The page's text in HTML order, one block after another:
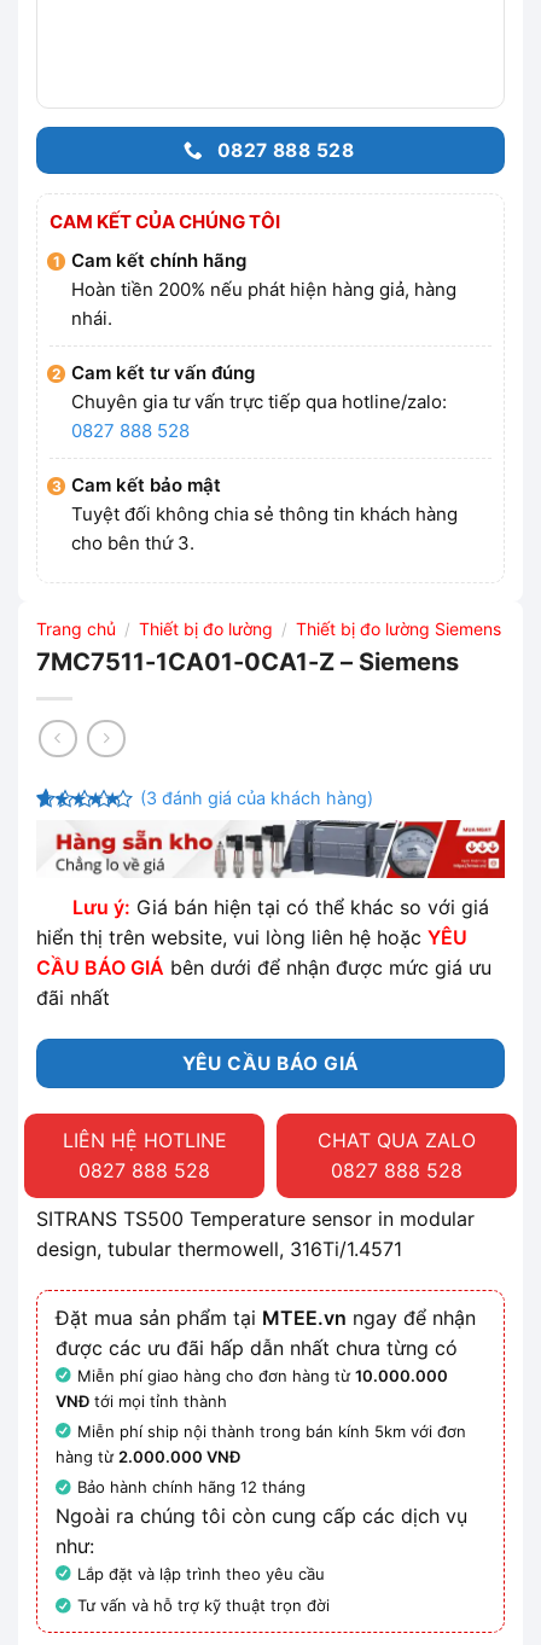
0827 888 528
CAM KẾT CỦA CHÚNG TÔI
Cam kết chính hãng
Hoàn tiền 200% nếu phát hiện hàng giả, hàng
nhái.
Cam kết tư vấn đúng
Chuyên gia tư vấn trực tiếp qua hotline/zalo:
0827 888 528
Cam kết bảo mật
Tuyệt đối không chia sẻ thông tin khách hàng
cho bên thứ 3.
Trang chủ / Thiết bị đo lường / Thiết bị đo lường Siemens
7MC7511-1CA01-0CA1-Z – Siemens
4.33trên
5 dựa
trênđánh
(3 đánh giá của khách hàng)
Lưu ý: Giá bán hiện tại có thể khác so với giá
hiển thị trên website, vui lòng liên hệ hoặc YÊU
CẦU BÁO GIÁ bên dưới để nhận được mức giá ưu
đãi nhất
YÊU CẦU BÁO GIÁ
LIÊN HỆ HOTLINE
0827 888 528
CHAT QUA ZALO
0827 888 528
SITRANS TS500 Temperature sensor in modular
design, tubular thermowell, 316Ti/1.4571
Đặt mua sản phẩm tại MTEE.vn ngay để nhận
được các ưu đãi hấp dẫn nhất chưa từng có
Miễn phí giao hàng cho đơn hàng từ10.000.000
VNĐ tới mọi tỉnh thành
Miễn phí ship nội thành trong bán kính 5km với đơn
hàng từ2.000.000 VNĐ
Bảo hành chính hãng 12 tháng
Ngoài ra chúng tôi còn cung cấp các dịch vụ
như:
Lắp đặt và lập trình theo yêu cầu
Tư vấn và hỗ trợ kỹ thuật trọn đời